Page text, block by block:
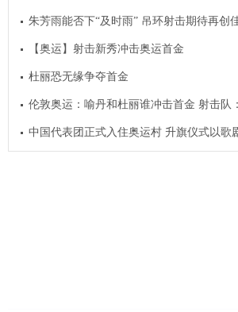
朱芳雨能否下“及时雨” 吊环射击期待再创
【奥运】射击新秀冲击奥运首金
杜丽恐无缘争夺首金
伦敦奥运：喻丹和杜丽谁冲击首金 射击队
中国代表团正式入住奥运村 升旗仪式以歌